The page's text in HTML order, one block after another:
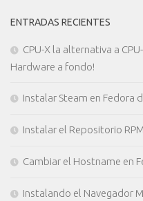
ENTRADAS RECIENTES
CPU-X la alternativa a
Hardware a fondo!
Instalar Steam en Fedora
Instalar el Repositorio
Cambiar el Hostname en
Instalando el Navegador